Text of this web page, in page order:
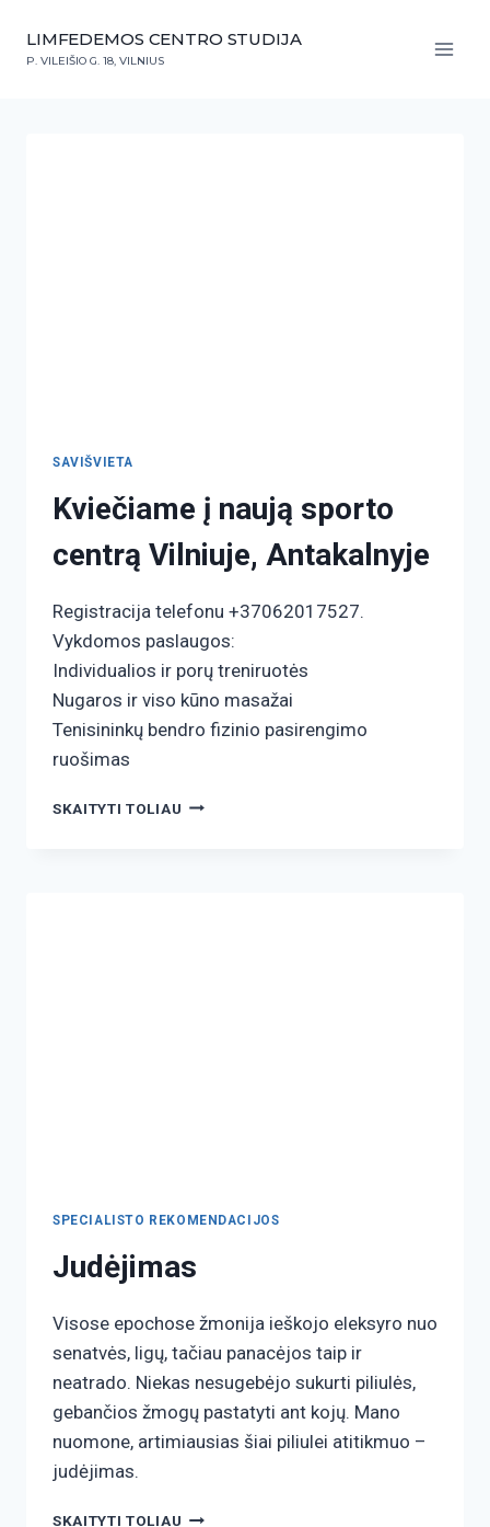
LIMFEDEMOS CENTRO STUDIJA
P. VILEIŠIO G. 18, VILNIUS
SAVIŠVIETA
Kviečiame į naują sporto
centrą Vilniuje, Antakalnyje
Registracija telefonu +37062017527.
Vykdomos paslaugos:
Individualios ir porų treniruotės
Nugaros ir viso kūno masažai
Tenisininkų bendro fizinio pasirengimo
ruošimas
SKAITYTI TOLIAU
SPECIALISTO REKOMENDACIJOS
Judėjimas
Visose epochose žmonija ieškojo eleksyro nuo
senatvės, ligų, tačiau panacėjos taip ir
neatrado. Niekas nesugebėjo sukurti piliulės,
gebančios žmogų pastatyti ant kojų. Mano
nuomone, artimiausias šiai piliulei atitikmuo –
judėjimas.
SKAITYTI TOLIAU